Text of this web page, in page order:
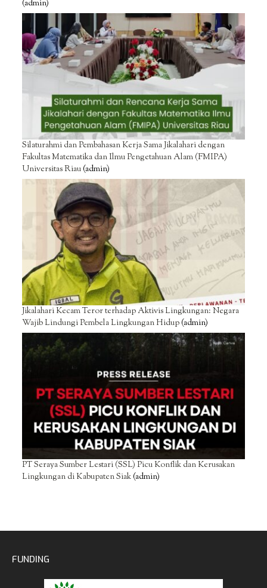
(admin)
Silaturahmi dan Pembahasan Kerja Sama Jikalahari dengan
Fakultas Matematika dan Ilmu Pengetahuan Alam (FMIPA)
Universitas Riau(admin)
Jikalahari Kecam Teror terhadap Aktivis Lingkungan: Negara
Wajib Lindungi Pembela Lingkungan Hidup(admin)
PT Seraya Sumber Lestari (SSL) Picu Konflik dan Kerusakan
Lingkungan di Kabupaten Siak(admin)
FUNDING